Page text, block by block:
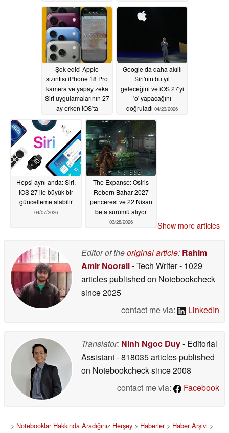
06/09/2026
06/04/2026
Şok edici Apple
sızıntısı iPhone 18 Pro
kamera ve yapay zeka
Siri uygulamalarının 27
ay erken iOS'ta
koyuyor
05/28/2026
Google da daha akıllı
Siri'nin bu yıl
geleceğini ve iOS 27'yi
'o' yapacağını
doğruladı 04/23/2026
Hepsi aynı anda: Siri,
iOS 27 ile büyük bir
güncelleme alabilir
04/07/2026
The Expanse: Osiris
Reborn Bahar 2027
penceresi ve 22 Nisan
beta sürümü alıyor
03/28/2026 Show more articles
Editor of theoriginal article: Rahim
Amir Noorali- Tech Writer- 1029
articles published on Notebookcheck
since 2025
contact me via:
LinkedIn
Translator: Ninh Ngoc Duy- Editorial
Assistant- 818035 articles published
on Notebookchecksince 2008
contact me via:
Facebook
> Notebooklar Hakkında Aradığınız Herşey > Haberler> Haber Arşivi >